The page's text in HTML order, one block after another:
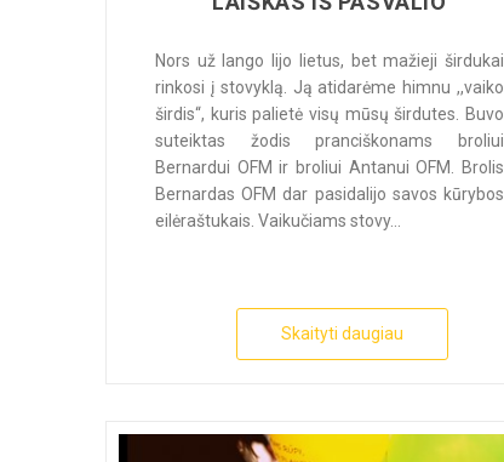
Nors už lango lijo lietus, bet mažieji širdukai
rinkosi į stovyklą. Ją atidarėme himnu ,,vaiko
širdis“, kuris palietė visų mūsų širdutes. Buvo
suteiktas žodis pranciškonams broliui
Bernardui OFM ir broliui Antanui OFM. Brolis
Bernardas OFM dar pasidalijo savos kūrybos
eilėraštukais. Vaikučiams stovy...
Skaityti daugiau